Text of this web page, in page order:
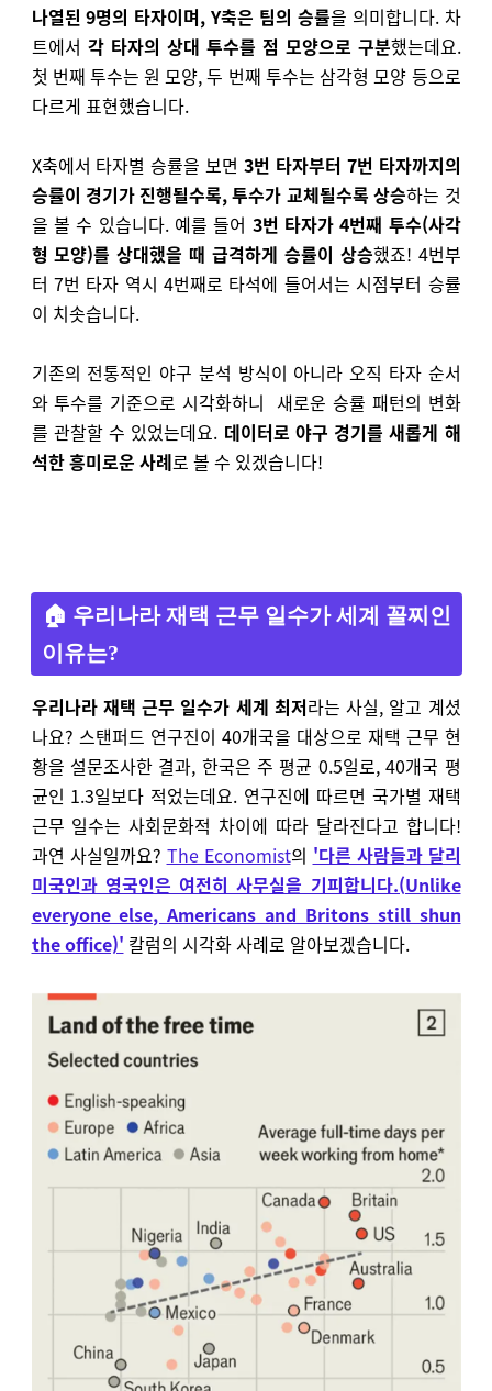
나열된 9명의 타자이며, Y축은 팀의 승률을 의미합니다. 차
트에서 각 타자의 상대 투수를 점 모양으로 구분했는데요.
첫 번째 투수는 원 모양, 두 번째 투수는 삼각형 모양 등으로
다르게 표현했습니다.
X축에서 타자별 승률을 보면 3번 타자부터 7번 타자까지의
승률이 경기가 진행될수록, 투수가 교체될수록 상승하는 것
을 볼 수 있습니다. 예를 들어 3번 타자가 4번째 투수(사각
형 모양)를 상대했을 때 급격하게 승률이 상승했죠! 4번부
터 7번 타자 역시 4번째로 타석에 들어서는 시점부터 승률
이 치솟습니다.
기존의 전통적인 야구 분석 방식이 아니라 오직 타자 순서
와 투수를 기준으로 시각화하니 새로운 승률 패턴의 변화
를 관찰할 수 있었는데요. 데이터로 야구 경기를 새롭게 해
석한 흥미로운 사례로 볼 수 있겠습니다!
🏠 우리나라 재택 근무 일수가 세계 꼴찌인
이유는?
우리나라 재택 근무 일수가 세계 최저라는 사실, 알고 계셨
나요? 스탠퍼드 연구진이 40개국을 대상으로 재택 근무 현
황을 설문조사한 결과, 한국은 주 평균 0.5일로, 40개국 평
균인 1.3일보다 적었는데요. 연구진에 따르면 국가별 재택
근무 일수는 사회문화적 차이에 따라 달라진다고 합니다!
과연 사실일까요? The Economist의 '다른 사람들과 달리
미국인과 영국인은 여전히 사무실을 기피합니다.(Unlike
everyone else, Americans and Britons still shun
the office)' 칼럼의 시각화 사례로 알아보겠습니다.